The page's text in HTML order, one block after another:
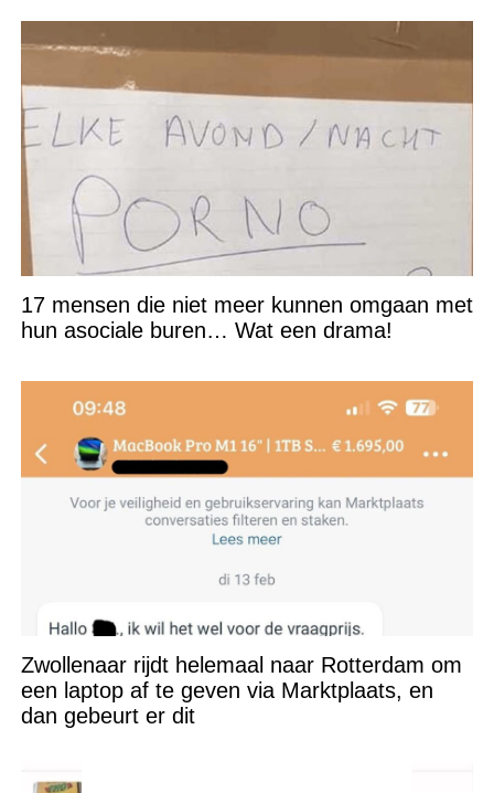
17 mensen die niet meer kunnen omgaan met
hun asociale buren… Wat een drama!
Zwollenaar rijdt helemaal naar Rotterdam om
een laptop af te geven via Marktplaats, en
dan gebeurt er dit